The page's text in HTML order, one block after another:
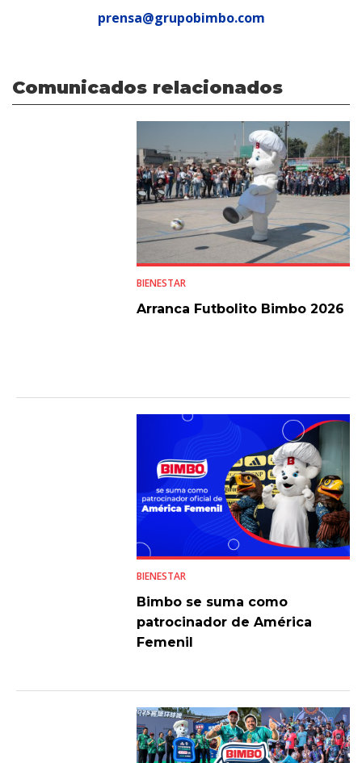
prensa@grupobimbo.com
Comunicados relacionados
BIENESTAR
Arranca Futbolito Bimbo 2026
BIENESTAR
Bimbo se suma como
patrocinador de América
Femenil